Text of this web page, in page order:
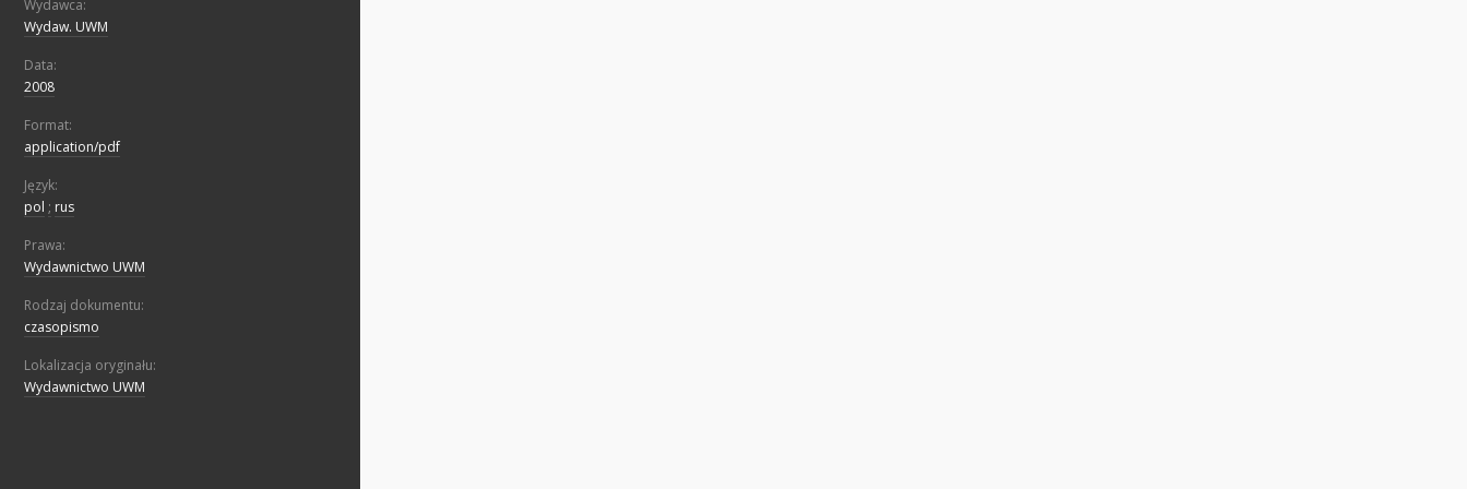
Wydawca:
Wydaw. UWM
Data:
2008
Format:
application/pdf
Język:
pol ; rus
Prawa:
Wydawnictwo UWM
Rodzaj dokumentu:
czasopismo
Lokalizacja oryginału:
Wydawnictwo UWM